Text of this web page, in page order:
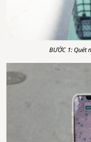
BƯỚC 1: Quét